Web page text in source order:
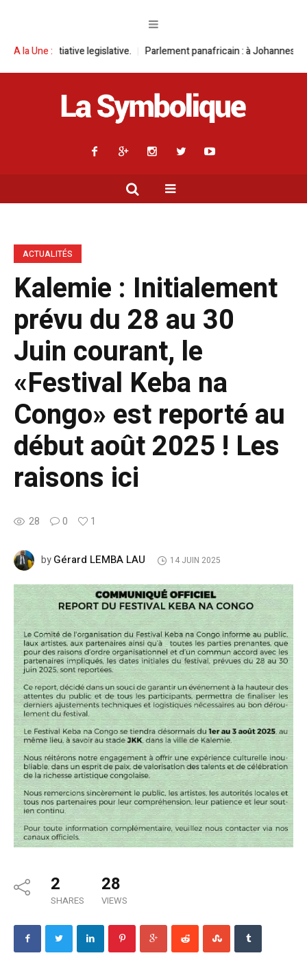
A la Une : Parlement panafricain : à Johannesburg, Aimé Boji
ACTUALITÉS
Kalemie : Initialement
prévu du 28 au 30
Juin courant, le
«Festival Keba na
Congo» est reporté au
début août 2025 ! Les
raisons ici
28 0 1
byGérard LEMBA LAU 14 JUIN 2025
2
SHARES
28
VIEWS